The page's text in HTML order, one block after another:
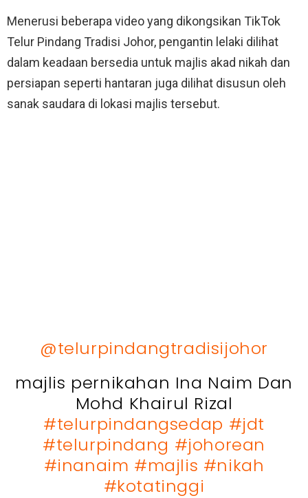
Menerusi beberapa video yang dikongsikan TikTok
Telur Pindang Tradisi Johor, pengantin lelaki dilihat
dalam keadaan bersedia untuk majlis akad nikah dan
persiapan seperti hantaran juga dilihat disusun oleh
sanak saudara di lokasi majlis tersebut.
@telurpindangtradisijohor
majlis pernikahan Ina Naim Dan
Mohd Khairul Rizal
#telurpindangsedap #jdt
#telurpindang #johorean
#inanaim #majlis #nikah
#kotatinggi